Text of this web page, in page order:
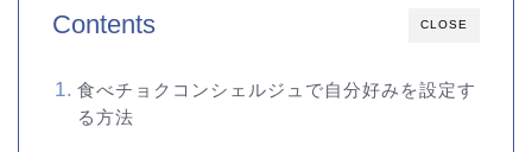
CLOSE
Contents
食べチョクコンシェルジュで自分好みを設定す
る方法